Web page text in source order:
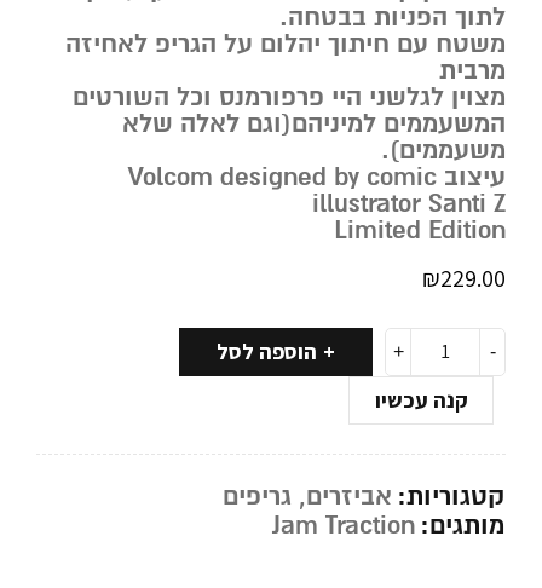
לתוך הפניות בבטחה.
משטח עם חיתוך יהלום על הגריפ לאחיזה
מרבית
מצוין לגלשני היי פרפורמנס וכל השורטים
המשעממים למיניהם(וגם לאלה שלא
משעממים).
עיצוב Volcom designed by comic
illustrator Santi Z
Limited Edition
₪229.00
הוספה לסל
קנה עכשיו
קטגוריות: אביזרים, גריפים
מותגים: Jam Traction